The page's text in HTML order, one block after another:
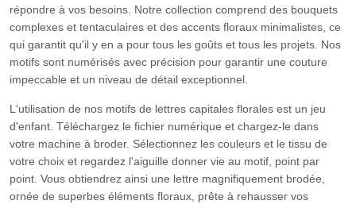
répondre à vos besoins. Notre collection comprend des bouquets
complexes et tentaculaires et des accents floraux minimalistes, ce
qui garantit qu'il y en a pour tous les goûts et tous les projets. Nos
motifs sont numérisés avec précision pour garantir une couture
impeccable et un niveau de détail exceptionnel.
L'utilisation de nos motifs de lettres capitales florales est un jeu
d'enfant. Téléchargez le fichier numérique et chargez-le dans
votre machine à broder. Sélectionnez les couleurs et le tissu de
votre choix et regardez l'aiguille donner vie au motif, point par
point. Vous obtiendrez ainsi une lettre magnifiquement brodée,
ornée de superbes éléments floraux, prête à rehausser vos